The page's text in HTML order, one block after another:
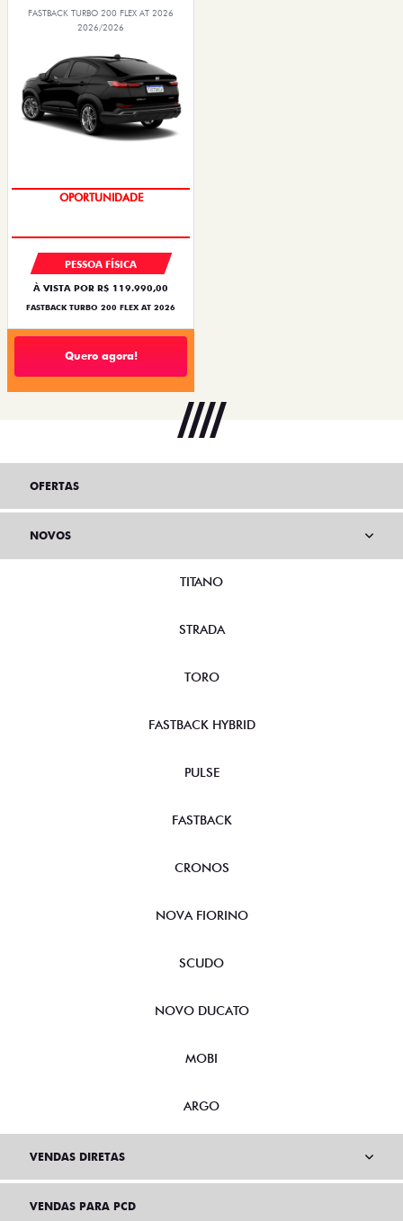
FASTBACK TURBO 200 FLEX AT 2026
2026/2026
OPORTUNIDADE
PESSOA FÍSICA
À VISTA POR R$ 119.990,00
FASTBACK TURBO 200 FLEX AT 2026
Quero agora!
OFERTAS
NOVOS
TITANO
STRADA
TORO
FASTBACK HYBRID
PULSE
FASTBACK
CRONOS
NOVA FIORINO
SCUDO
NOVO DUCATO
MOBI
ARGO
VENDAS DIRETAS
VENDAS PARA PCD